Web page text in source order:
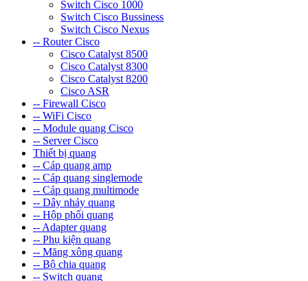
Switch Cisco 1000
Switch Cisco Bussiness
Switch Cisco Nexus
-- Router Cisco
Cisco Catalyst 8500
Cisco Catalyst 8300
Cisco Catalyst 8200
Cisco ASR
-- Firewall Cisco
-- WiFi Cisco
-- Module quang Cisco
-- Server Cisco
Thiết bị quang
-- Cáp quang amp
-- Cáp quang singlemode
-- Cáp quang multimode
-- Dây nhảy quang
-- Hộp phối quang
-- Adapter quang
-- Phụ kiện quang
-- Măng xông quang
-- Bộ chia quang
-- Switch quang